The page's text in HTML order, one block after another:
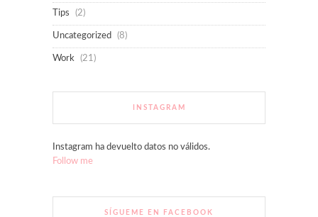
Tips (2)
Uncategorized (8)
Work (21)
INSTAGRAM
Instagram ha devuelto datos no válidos.
Follow me
SÍGUEME EN FACEBOOK